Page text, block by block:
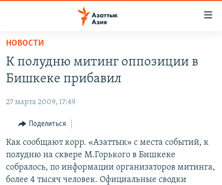
Вернуться
основному
содержанию
навигации
Вернутся
поиску
КАЗАХСТАН
УЗБЕКИСТАН
ТАДЖИКИСТАН
НОВОСТИ
ВОЙНА В УКРАИНЕ
НА ДРУГИХ ЯЗЫКАХ
ҚАЗАҚША
КЫРГЫЗЧА
ЎЗБЕКЧА
ТОҶИКӢ
Все сайты РСЕ/РС
НОВОСТИ
К полудню митинг оппозиции в
Бишкеке прибавил
27 марта 2009, 17:49
Поделиться
Как сообщают корр. «Азаттык» с места событий, к
полудню на сквере М.Горького в Бишкеке
собралось, по информации организаторов митинга,
более 4 тысяч человек. Официальные сводки